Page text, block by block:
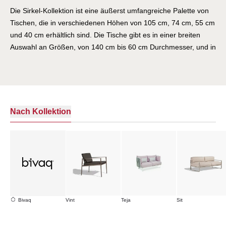
Die Sirkel-Kollektion ist eine äußerst umfangreiche Palette von
Tischen, die in verschiedenen Höhen von 105 cm, 74 cm, 55 cm
und 40 cm erhältlich sind. Die Tische gibt es in einer breiten
Auswahl an Größen, von 140 cm bis 60 cm Durchmesser, und in
und die erforderliche Stabilität verleiht. Zusätzlich zur
gegen mechanische Verformungen des Materials bietet. Das
zentrale Tischbein besteht aus extrudiertem Aluminium und ist
Kollektion eine breite Palette an Tischen mit unterschiedlichen
Nach Kollektion
Bivaq Vint Teja Sit